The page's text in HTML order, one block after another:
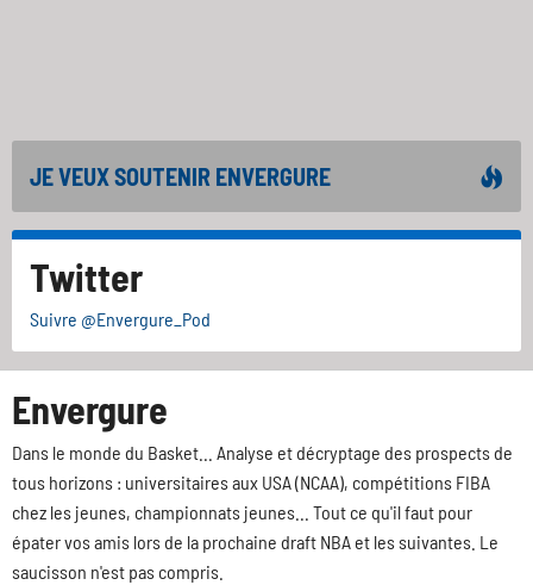
JE VEUX SOUTENIR ENVERGURE
Twitter
Suivre @Envergure_Pod
Envergure
Dans le monde du Basket... Analyse et décryptage des prospects de
tous horizons : universitaires aux USA (NCAA), compétitions FIBA
chez les jeunes, championnats jeunes... Tout ce qu'il faut pour
épater vos amis lors de la prochaine draft NBA et les suivantes. Le
saucisson n'est pas compris.